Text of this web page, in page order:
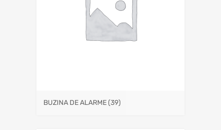
BUZINA DE ALARME(39)